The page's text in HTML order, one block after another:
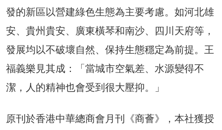
發的新區以營建綠色生態為主要考慮。如河北雄
安、貴州貴安、廣東橫琴和南沙、四川天府等，
發展均以不破壞自然、保持生態穩定為前提。王
福義樂見其成：「當城市空氣差、水源變得不
潔，人的精神也會受到很大壓抑。」
原刊於香港中華總商會月刊《商薈》，本社獲授